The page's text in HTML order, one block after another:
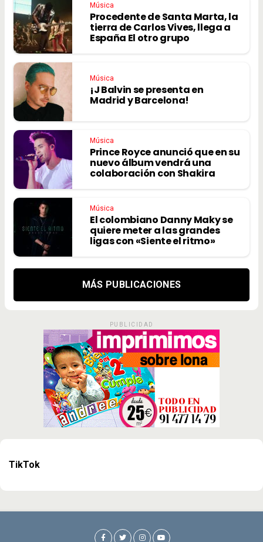
Música
Procedente de Santa Marta, la
tierra de Carlos Vives, llega a
España El otro grupo
Música
¡J Balvin se presenta en
Madrid y Barcelona!
Música
Prince Royce anunció que en su
nuevo álbum vendrá una
colaboración con Shakira
Música
El colombiano Danny Maky se
quiere meter a las grandes
ligas con «Siente el ritmo»
MÁS PUBLICACIONES
PUBLICIDAD
TikTok